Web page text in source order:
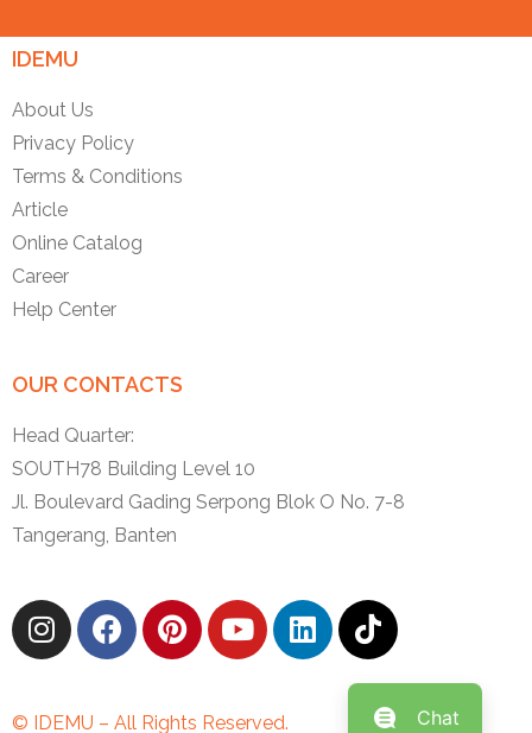
IDEMU
About Us
Privacy Policy
Terms & Conditions
Article
Online Catalog
Career
Help Center
OUR CONTACTS
Head Quarter:
SOUTH78 Building Level 10
Jl. Boulevard Gading Serpong Blok O No. 7-8
Tangerang, Banten
© IDEMU – All Rights Reserved. Chat